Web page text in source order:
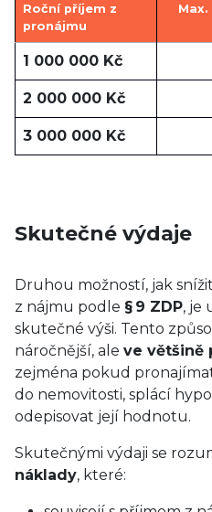
Roční příjem z
pronájmu
1 000 000 Kč
2 000 000 Kč
3 000 000 Kč
Skutečné výdaje
Druhou možností, jak
z nájmu podle § 9 ZDP, je
skutečné výši. Tento
náročnější, ale ve většině
zejména pokud
do nemovitosti, splácí
odepisovat její hodnotu.
Skutečnými výdaji se
náklady, které: